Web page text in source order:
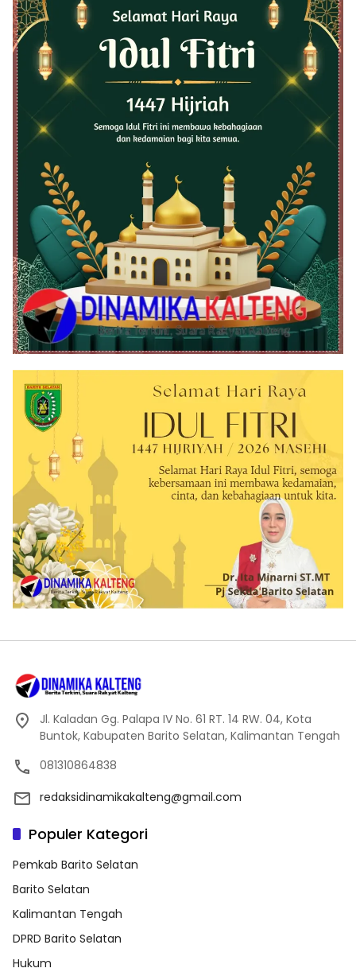
Jl. Kaladan Gg. Palapa IV No. 61 RT. 14 RW. 04, Kota
Buntok, Kabupaten Barito Selatan, Kalimantan Tengah
081310864838
redaksidinamikakalteng@gmail.com
Populer Kategori
Pemkab Barito Selatan
Barito Selatan
Kalimantan Tengah
DPRD Barito Selatan
Hukum